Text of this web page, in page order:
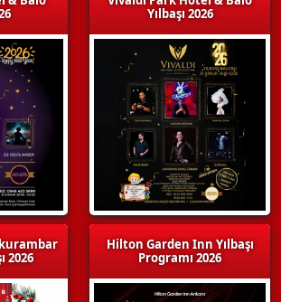
2026
Yılbaşı 2026
Hilton Garden Inn Yılbaşı
Programı 2026